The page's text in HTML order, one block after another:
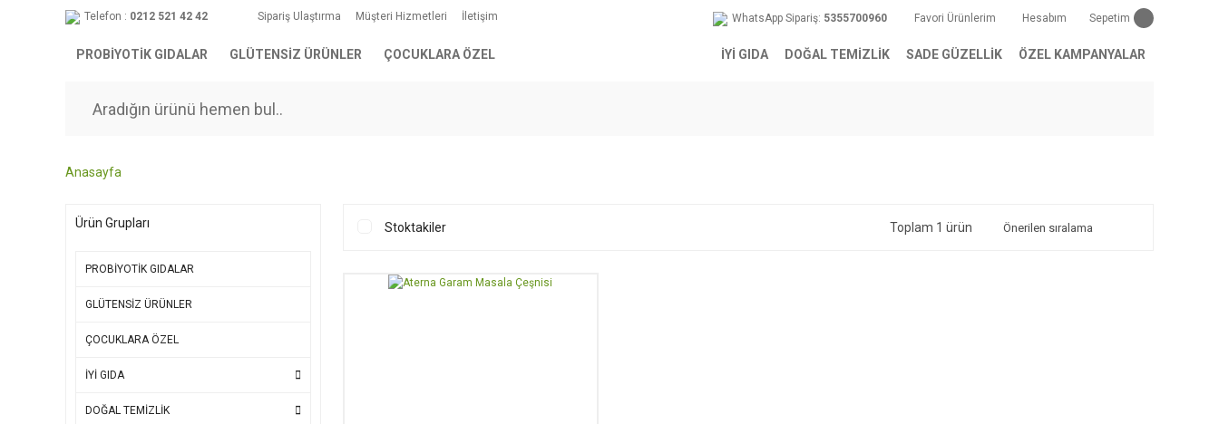
Telefon : 0212 521 42 42 Sipariş Ulaştırma Müşteri Hizmetleri İletişim WhatsApp Sipariş: 5355700960 Favori Ürünlerim Hesabım Sepetim
PROBİYOTİK GIDALAR GLÜTENSİZ ÜRÜNLER ÇOCUKLARA ÖZEL İYİ GIDA DOĞAL TEMİZLİK SADE GÜZELLİK ÖZEL KAMPANYALAR
Anasayfa
Ürün Grupları
PROBİYOTİK GIDALAR
GLÜTENSİZ ÜRÜNLER
ÇOCUKLARA ÖZEL
İYİ GIDA
DOĞAL TEMİZLİK
Stoktakiler Toplam 1 ürün